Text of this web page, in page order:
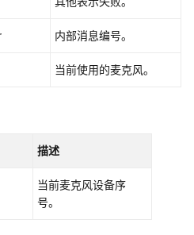
内部消息编号。
当前使用的麦克风。
描述
当前麦克风设备序
号。